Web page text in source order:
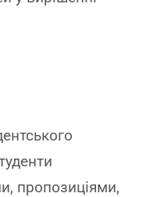
пропозиціями,